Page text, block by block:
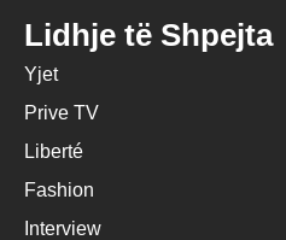
Lidhje të Shpejta
Yjet
Prive TV
Liberté
Fashion
Interview